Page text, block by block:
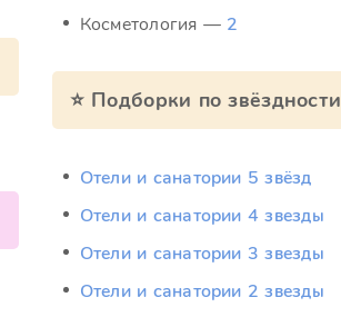
Косметология — 2
⭐ Подборки по звёздности
Отели и санатории 5 звёзд
Отели и санатории 4 звезды
Отели и санатории 3 звезды
Отели и санатории 2 звезды